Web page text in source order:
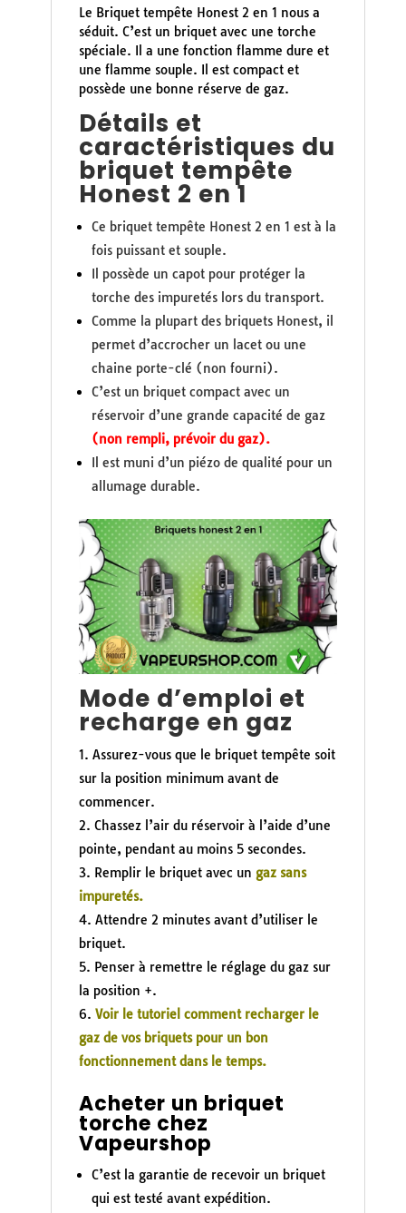
Le Briquet tempête Honest 2 en 1 nous a
séduit. C’est un briquet avec une torche
spéciale. Il a une fonction flamme dure et
une flamme souple. Il est compact et
possède une bonne réserve de gaz.
Détails et
caractéristiques du
briquet tempête
Honest 2 en 1
Ce briquet tempête Honest 2 en 1 est à la
fois puissant et souple.
Il possède un capot pour protéger la
torche des impuretés lors du transport.
Comme la plupart des briquets Honest, il
permet d’accrocher un lacet ou une
chaine porte-clé (non fourni).
C’est un briquet compact avec un
réservoir d’une grande capacité de gaz
(non rempli, prévoir du gaz).
Il est muni d’un piézo de qualité pour un
allumage durable.
Mode d’emploi et
recharge en gaz
Assurez-vous que le briquet tempête soit
sur la position minimum avant de
commencer.
Chassez l’air du réservoir à l’aide d’une
pointe, pendant au moins 5 secondes.
Remplir le briquet avec un gaz sans
impuretés.
Attendre 2 minutes avant d’utiliser le
briquet.
Penser à remettre le réglage du gaz sur
la position +.
Voir le tutoriel comment recharger le
gaz de vos briquets pour un bon
fonctionnement dans le temps.
Acheter un briquet
torche chez
Vapeurshop
C’est la garantie de recevoir un briquet
qui est testé avant expédition.